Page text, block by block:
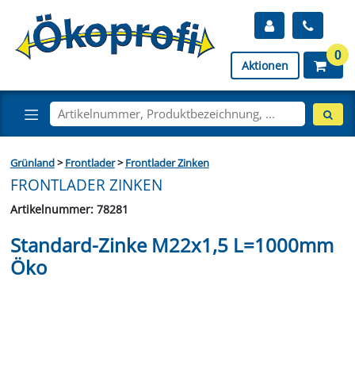
Aktionen
0
Grünland>Frontlader>Frontlader Zinken
FRONTLADER ZINKEN
Artikelnummer: 78281
Standard-Zinke M22x1,5 L=1000mm
Öko